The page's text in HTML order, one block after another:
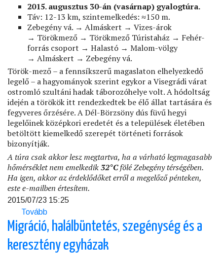
2015. augusztus 30-án (vasárnap) gyalogtúra.
Táv: 12-13 km, szintemelkedés: ≈150 m.
Zebegény vá. → Almáskert → Vizes-árok
→ Törökmező → Törökmező Túristaház → Fehér-
forrás csoport → Halastó → Malom-völgy
→ Almáskert → Zebegény vá.
Török-mező – a fennsíkszerű magaslaton elhelyezkedő
legelő – a hagyományok szerint egykor a Visegrádi várat
ostromló szultáni hadak táborozóhelye volt. A hódoltság
idején a törökök itt rendezkedtek be élő állat tartására és
fegyveres őrzésére. A Dél-Börzsöny dús füvű hegyi
legelőinek középkori eredetét és a települések életében
betöltött kiemelkedő szerepét történeti források
bizonyítják.
A túra csak akkor lesz megtartva, ha a várható legmagasabb
hőmérséklet nem emelkedik32°Cfölé Zebegény térségében.
Ha igen, akkor az érdeklődőket erről a megelőző pénteken,
este e-mailben értesítem.
2015/07/23 15:25
Tovább
Migráció, halálbüntetés, szegénység és a
keresztény egyházak